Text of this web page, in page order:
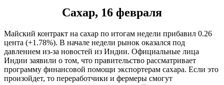
Сахар, 16 февраля
Майский контракт на сахар по итогам недели прибавил 0.26
цента (+1.78%). В начале недели рынок оказался под
давлением из-за новостей из Индии. Официальные лица
Индии заявили о том, что правительство рассматривает
программу финансовой помощи экспортерам сахара. Если это
произойдет, то переработчики и фермеры смогут